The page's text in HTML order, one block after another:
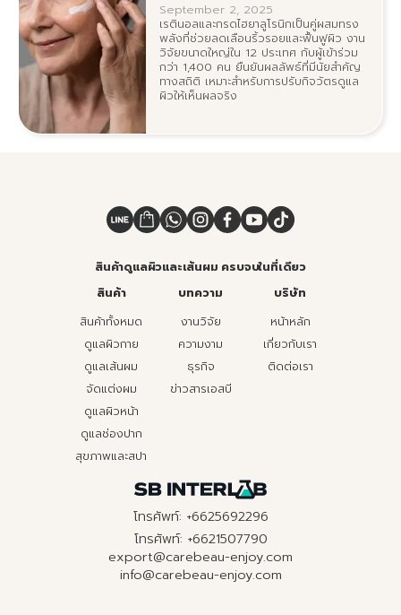
September 2, 2025
เรตินอลและกรดไฮยาลูโรนิกเป็นคู่ผสมทรง
พลังที่ช่วยลดเลือนริ้วรอยและฟื้นฟูผิว งาน
วิจัยขนาดใหญ่ใน 12 ประเทศ กับผู้เข้าร่วม
กว่า 1,400 คน ยืนยันผลลัพธ์ที่มีนัยสำคัญ
ทางสถิติ เหมาะสำหรับการปรับกิจวัตรดูแล
ผิวให้เห็นผลจริง
สินค้าดูแลผิวและเส้นผม ครบจบในที่เดียว
สินค้า
สินค้าทั้งหมด
ดูแลผิวกาย
ดูแลเส้นผม
จัดแต่งผม
ดูแลผิวหน้า
ดูแลช่องปาก
สุขภาพและสปา
บทความ
งานวิจัย
ความงาม
ธุรกิจ
ข่าวสารเอสบี
บริษัท
หน้าหลัก
เกี่ยวกับเรา
ติดต่อเรา
โทรศัพท์: +6625692296
โทรศัพท์: +6621507790
export@carebeau-enjoy.com
info@carebeau-enjoy.com